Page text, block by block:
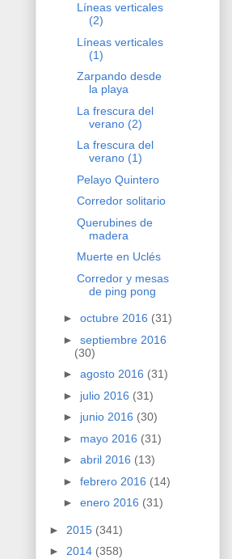
Líneas verticales
(2)
Líneas verticales
(1)
Zarpando desde
la playa
La frescura del
verano (2)
La frescura del
verano (1)
Pelayo Quintero
Corredor solitario
Querubines de
madera
Muerte en Uclés
Corredor y mesas
de ping pong
► octubre 2016 (31)
► septiembre 2016
(30)
► agosto 2016 (31)
► julio 2016 (31)
► junio 2016 (30)
► mayo 2016 (31)
► abril 2016 (13)
► febrero 2016 (14)
► enero 2016 (31)
► 2015 (341)
► 2014 (358)